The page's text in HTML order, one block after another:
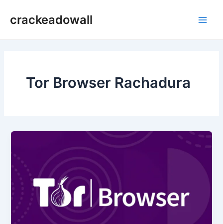
paracrackeadowall
Tor Browser Rachadura